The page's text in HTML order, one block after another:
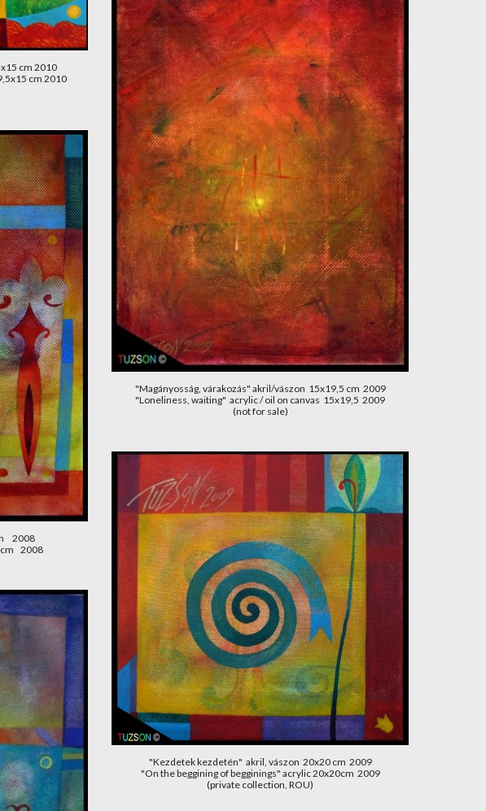
cm 2010
cm 2010
2008
2008
"Magányosság, várakozás" akril/vászon  15x19,5 cm  2009
"Loneliness, waiting"  acrylic / oil on canvas  15x19,5  2009
(not for sale)
"Kezdetek kezdetén"  akril, vászon  20x20 cm  2009
"On the beggining of begginings" acrylic 20x20cm  2009
(private collection, ROU)